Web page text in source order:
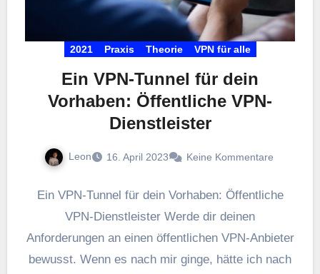
2021 Praxis Theorie VPN für alle
Ein VPN-Tunnel für dein
Vorhaben: Öffentliche VPN-
Dienstleister
Leon 16. April 2023 Keine Kommentare
Ein VPN-Tunnel für dein Vorhaben: Öffentliche
VPN-Dienstleister Werde dir deinen
Anforderungen an einen öffentlichen VPN-Anbieter
bewusst. Wenn es nach mir ginge, hätte ich nach